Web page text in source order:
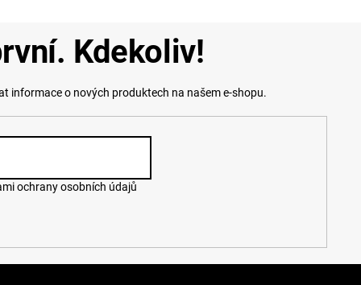
Kdekoliv!
informace o nových produktech na našem e-shopu.
ochrany osobních údajů